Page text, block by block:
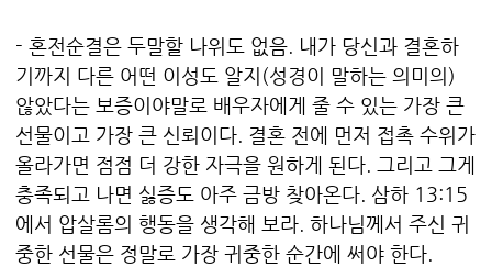
- 혼전순결은 두말할 나위도 없음. 내가 당신과 결혼하
기까지 다른 어떤 이성도 알지(성경이 말하는 의미의)
않았다는 보증이야말로 배우자에게 줄 수 있는 가장 큰
선물이고 가장 큰 신뢰이다. 결혼 전에 먼저 접촉 수위가
올라가면 점점 더 강한 자극을 원하게 된다. 그리고 그게
충족되고 나면 싫증도 아주 금방 찾아온다. 삼하 13:15
에서 압살롬의 행동을 생각해 보라. 하나님께서 주신 귀
중한 선물은 정말로 가장 귀중한 순간에 써야 한다.